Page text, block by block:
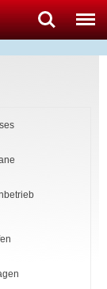
SearchMenu